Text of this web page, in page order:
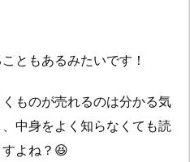
ともあるみたいです！
ものが売れるのは分かる気
中身をよく知らなくても読
よね？😆